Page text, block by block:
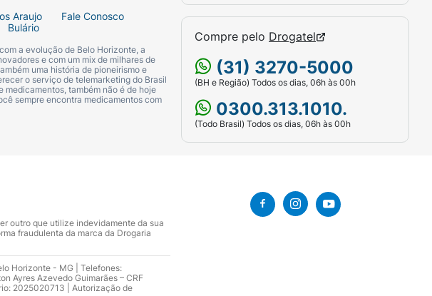
Araujo
Fale Conosco
Bulário
a evolução de Belo Horizonte, a
e com um mix de milhares de
uma história de pioneirismo e
o serviço de telemarketing do Brasil
medicamentos, também não é de hoje
sempre encontra medicamentos com
Compre pelo Drogatel
(31) 3270-5000
(BH e Região) Todos os dias, 06h às 00h
0300.313.1010.
(Todo Brasil) Todos os dias, 06h às 00h
outro que utilize indevidamente da sua
fraudulenta da marca da Drogaria
Horizonte - MG | Telefones:
Ayres Azevedo Guimarães – CRF
2025020713 | Autorização de